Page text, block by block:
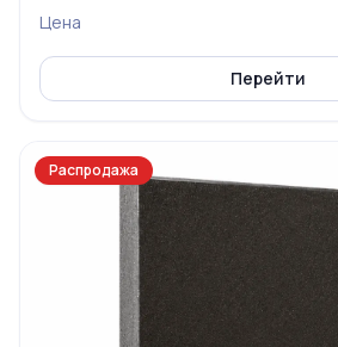
Цена
Перейти
Распродажа